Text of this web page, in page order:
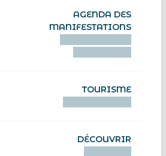
AGENDA DES
MANIFESTATIONS
TOURISME
DÉCOUVRIR